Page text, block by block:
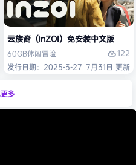
云族裔（inZOI）免安装中文版
60GB休闲冒险
122
发行日期：2025-3-27 7月31日 更新
多